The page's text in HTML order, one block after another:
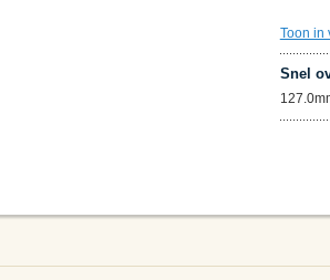
Toon in
Snel